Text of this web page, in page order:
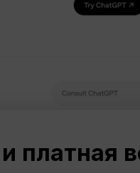
платная